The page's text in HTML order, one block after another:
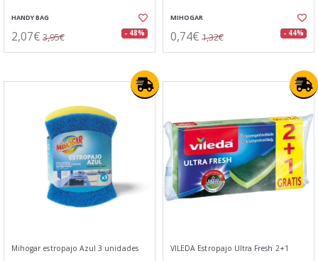
HANDY BAG
2,07€ 3,95€ - 48%
MIHOGAR
0,74€ 1,32€ - 44%
Mihogar estropajo Azul 3 unidades VILEDA Estropajo Ultra Fresh 2+1